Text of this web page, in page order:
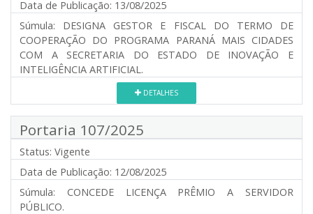
Data de Publicação: 13/08/2025
Súmula: DESIGNA GESTOR E FISCAL DO TERMO DE
COOPERAÇÃO DO PROGRAMA PARANÁ MAIS CIDADES
COM A SECRETARIA DO ESTADO DE INOVAÇÃO E
INTELIGÊNCIA ARTIFICIAL.
DETALHES
Portaria 107/2025
Status: Vigente
Data de Publicação: 12/08/2025
Súmula: CONCEDE LICENÇA PRÊMIO A SERVIDOR
PÚBLICO.